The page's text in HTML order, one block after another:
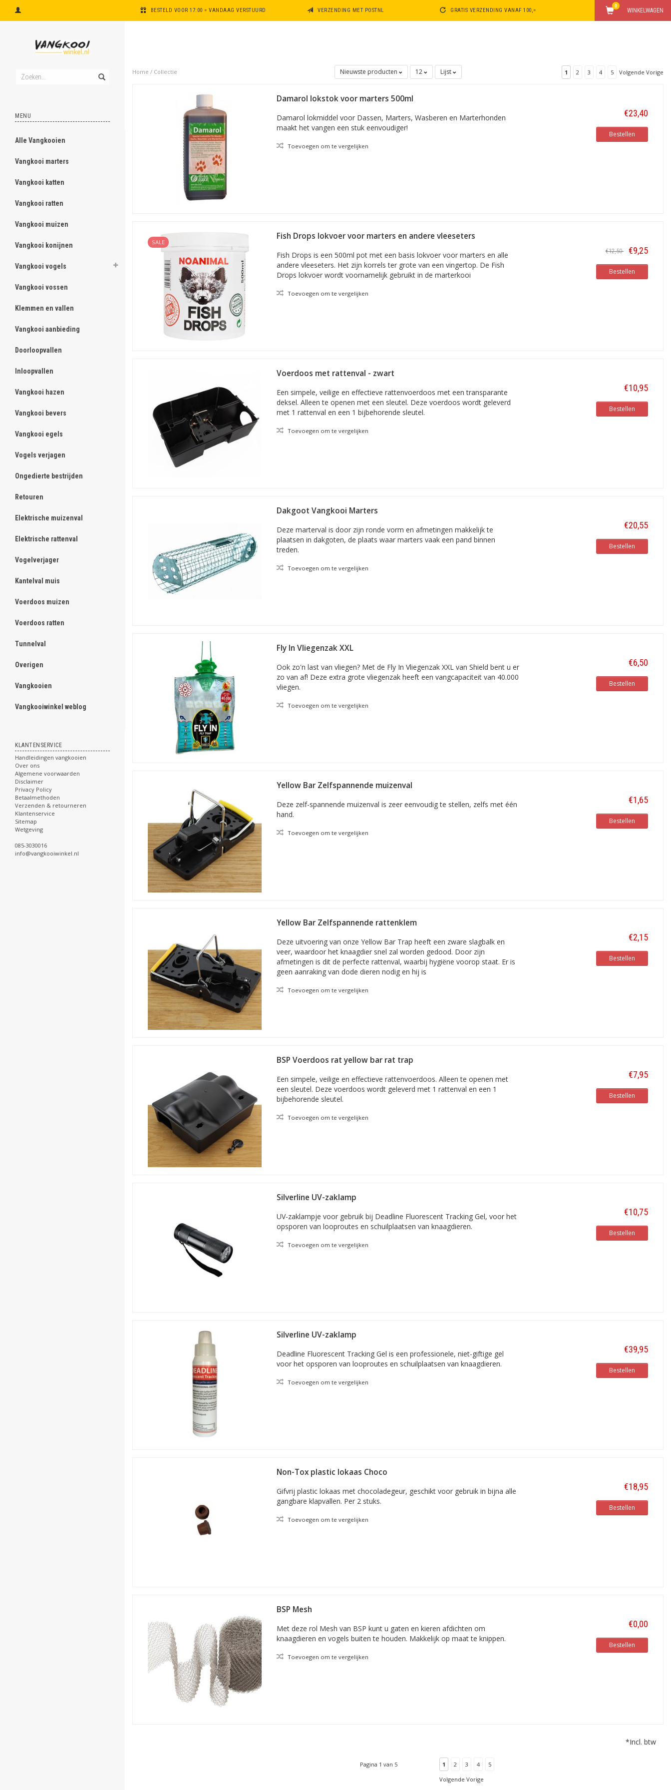
BESTELD VOOR 17:00 = VANDAAG VERSTUURD VERZENDING MET POSTNL GRATIS VERZENDING VANAF 100,= WINKELWAGEN
0
MENU
Alle Vangkooien
Vangkooi marters
Vangkooi katten
Vangkooi ratten
Vangkooi muizen
Vangkooi konijnen
Vangkooi vogels
Vangkooi vossen
Klemmen en vallen
Vangkooi aanbieding
Doorloopvallen
Inloopvallen
Vangkooi hazen
Vangkooi bevers
Vangkooi egels
Vogels verjagen
Ongedierte bestrijden
Retouren
Elektrische muizenval
Elektrische rattenval
Vogelverjager
Kantelval muis
Voerdoos muizen
Voerdoos ratten
Tunnelval
Overigen
Vangkooien
Vangkooiwinkel weblog
KLANTENSERVICE
Handleidingen vangkooien
Over ons
Algemene voorwaarden
Disclaimer
Privacy Policy
Betaalmethoden
Verzenden & retourneren
Klantenservice
Sitemap
Wetgeving
085-3030016
info@vangkooiwinkel.nl
ghost
ghost
ghost
ghost
ghost
ghost
ghost
ghost
ghost
ghost
ghost
ghost
ghost
ghost
ghost
ghost
ghost
ghost
ghost
ghost
ghost
ghost
ghost
ghost
ghost
ghost
ghost
.
.
.
.
.
.
.
.
.
.
.
.
.
Home / Collectie Nieuwste producten 12 Lijst 1 2 3 4 5 Volgende Vorige
Damarol lokstok voor marters 500ml
Damarol lokmiddel voor Dassen, Marters, Wasberen en Marterhonden
maakt het vangen een stuk eenvoudiger!
Toevoegen om te vergelijken
€23,40
Bestellen
SALE
Fish Drops lokvoer voor marters en andere vleeseters
Fish Drops is een 500ml pot met een basis lokvoer voor marters en alle
andere vleeseters. Het zijn korrels ter grote van een vingertop. De Fish
Drops lokvoer wordt voornamelijk gebruikt in de marterkooi
Toevoegen om te vergelijken
€12,50 €9,25
Bestellen
Voerdoos met rattenval - zwart
Een simpele, veilige en effectieve rattenvoerdoos met een transparante
deksel. Alleen te openen met een sleutel. Deze voerdoos wordt geleverd
met 1 rattenval en een 1 bijbehorende sleutel.
Toevoegen om te vergelijken
€10,95
Bestellen
Dakgoot Vangkooi Marters
Deze marterval is door zijn ronde vorm en afmetingen makkelijk te
plaatsen in dakgoten, de plaats waar marters vaak een pand binnen
treden.
Toevoegen om te vergelijken
€20,55
Bestellen
Fly In Vliegenzak XXL
Ook zo'n last van vliegen? Met de Fly In Vliegenzak XXL van Shield bent u er
zo van af! Deze extra grote vliegenzak heeft een vangcapaciteit van 40.000
vliegen.
Toevoegen om te vergelijken
€6,50
Bestellen
Yellow Bar Zelfspannende muizenval
Deze zelf-spannende muizenval is zeer eenvoudig te stellen, zelfs met één
hand.
Toevoegen om te vergelijken
€1,65
Bestellen
Yellow Bar Zelfspannende rattenklem
Deze uitvoering van onze Yellow Bar Trap heeft een zware slagbalk en
veer, waardoor het knaagdier snel zal worden gedood. Door zijn
afmetingen is dit de perfecte rattenval, waarbij hygiëne voorop staat. Er is
geen aanraking van dode dieren nodig en hij is
Toevoegen om te vergelijken
€2,15
Bestellen
BSP Voerdoos rat yellow bar rat trap
Een simpele, veilige en effectieve rattenvoerdoos. Alleen te openen met
een sleutel. Deze voerdoos wordt geleverd met 1 rattenval en een 1
bijbehorende sleutel.
Toevoegen om te vergelijken
€7,95
Bestellen
Silverline UV-zaklamp
UV-zaklampje voor gebruik bij Deadline Fluorescent Tracking Gel, voor het
opsporen van looproutes en schuilplaatsen van knaagdieren.
Toevoegen om te vergelijken
€10,75
Bestellen
Silverline UV-zaklamp
Deadline Fluorescent Tracking Gel is een professionele, niet-giftige gel
voor het opsporen van looproutes en schuilplaatsen van knaagdieren.
Toevoegen om te vergelijken
€39,95
Bestellen
Non-Tox plastic lokaas Choco
Gifvrij plastic lokaas met chocoladegeur, geschikt voor gebruik in bijna alle
gangbare klapvallen. Per 2 stuks.
Toevoegen om te vergelijken
€18,95
Bestellen
BSP Mesh
Met deze rol Mesh van BSP kunt u gaten en kieren afdichten om
knaagdieren en vogels buiten te houden. Makkelijk op maat te knippen.
Toevoegen om te vergelijken
€0,00
Bestellen
*Incl. btw
Pagina 1 van 5 1 2 3 4
5
Volgende Vorige